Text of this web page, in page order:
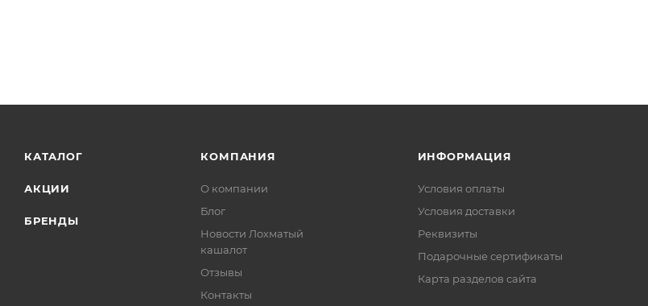
КАТАЛОГ
АКЦИИ
БРЕНДЫ
КОМПАНИЯ
О компании
Блог
Новости Лохматый
кашалот
Отзывы
Контакты
ИНФОРМАЦИЯ
Условия оплаты
Условия доставки
Реквизиты
Подарочные сертификаты
Карта разделов сайта